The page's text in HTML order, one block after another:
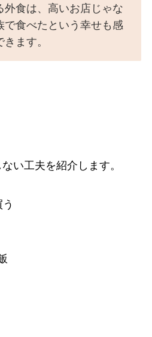
外食は、高いお店じゃな
で食べたという幸せも感
ます。
い工夫を紹介します。